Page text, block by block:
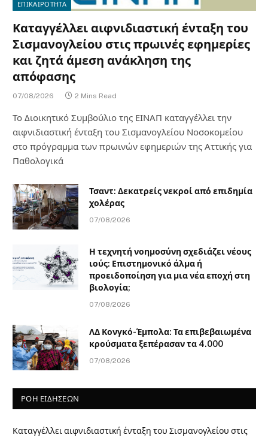
ΕΠΙΚΑΙΡΟΤΗΤΑ
Καταγγέλλει αιφνιδιαστική ένταξη του
Σισμανογλείου στις πρωινές εφημερίες
και ζητά άμεση ανάκληση της
απόφασης
07/08/2026 2 Mins Read
Το Διοικητικό Συμβούλιο της ΕΙΝΑΠ καταγγέλλει την
αιφνιδιαστική ένταξη του Σισμανογλείου Νοσοκομείου
στο πρόγραμμα των πρωινών εφημεριών της Αττικής για
Παθολογικά
Τσαντ: Δεκατρείς νεκροί από επιδημία
χολέρας
07/08/2026
Η τεχνητή νοημοσύνη σχεδιάζει νέους
ιούς: Επιστημονικό άλμα ή
προειδοποίηση για μια νέα εποχή στη
βιολογία;
07/08/2026
ΛΔ Κονγκό-Έμπολα: Τα επιβεβαιωμένα
κρούσματα ξεπέρασαν τα 4.000
07/08/2026
ΡΟΗ ΕΙΔΗΣΕΩΝ
Καταγγέλλει αιφνιδιαστική ένταξη του Σισμανογλείου στις